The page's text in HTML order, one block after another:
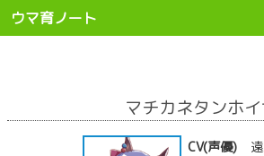
ウマ育ノート
マチカネタンホ
CV(声優)